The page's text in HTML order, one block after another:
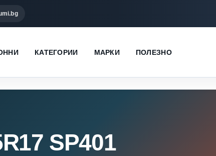
КАТЕГОРИИ МАРКИ ПОЛЕЗНО
SP401